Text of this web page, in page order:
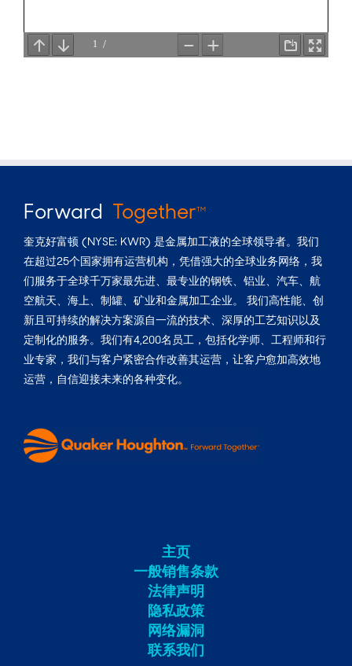
Forward TogetherTM
奎克好富顿 (NYSE: KWR) 是金属加工液的全球领导者。我们
在超过25个国家拥有运营机构，凭借强大的全球业务网络，我
们服务于全球千万家最先进、最专业的钢铁、铝业、汽车、航
空航天、海上、制罐、矿业和金属加工企业。 我们高性能、创
新且可持续的解决方案源自一流的技术、深厚的工艺知识以及
定制化的服务。我们有4,200名员工，包括化学师、工程师和行
业专家，我们与客户紧密合作改善其运营，让客户愈加高效地
运营，自信迎接未来的各种变化。
主页
一般销售条款
法律声明
隐私政策
网络漏洞
联系我们